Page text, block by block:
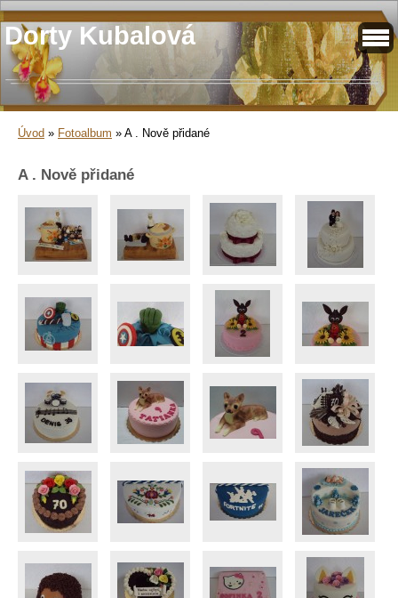
Dorty Kubalová
Úvod » Fotoalbum » A . Nově přidané
A . Nově přidané